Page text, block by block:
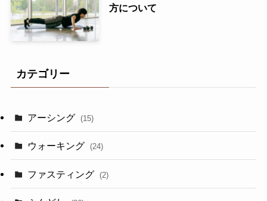
方について
カテゴリー
アーシング (15)
ウォーキング (24)
ファスティング (2)